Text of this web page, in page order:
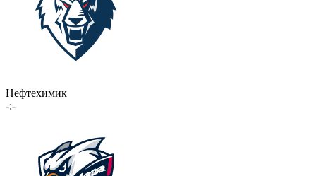
Нефтехимик
-:-